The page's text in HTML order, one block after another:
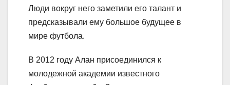
Люди вокруг него заметили его талант и
предсказывали ему большое будущее в
мире футбола.
В 2012 году Алан присоединился к
молодежной академии известного